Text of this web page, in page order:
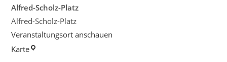
Mädchen
Alfred-Scholz-Platz
Alfred-Scholz-Platz
Veranstaltungsort anschauen
KarteAlfred-